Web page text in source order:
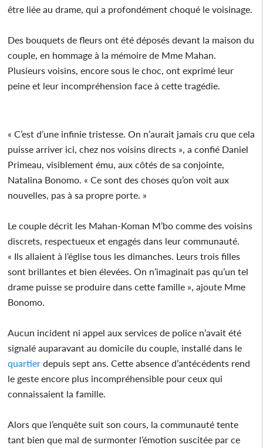
être liée au drame, qui a profondément choqué le voisinage.
Des bouquets de fleurs ont été déposés devant la maison du
couple, en hommage à la mémoire de Mme Mahan.
Plusieurs voisins, encore sous le choc, ont exprimé leur
peine et leur incompréhension face à cette tragédie.
« C’est d’une infinie tristesse. On n’aurait jamais cru que cela
puisse arriver ici, chez nos voisins directs », a confié Daniel
Primeau, visiblement ému, aux côtés de sa conjointe,
Natalina Bonomo. « Ce sont des choses qu’on voit aux
nouvelles, pas à sa propre porte. »
Le couple décrit les Mahan-Koman M’bo comme des voisins
discrets, respectueux et engagés dans leur communauté.
« Ils allaient à l’église tous les dimanches. Leurs trois filles
sont brillantes et bien élevées. On n’imaginait pas qu’un tel
drame puisse se produire dans cette famille », ajoute Mme
Bonomo.
Aucun incident ni appel aux services de police n’avait été
signalé auparavant au domicile du couple, installé dans le
quartier depuis sept ans. Cette absence d’antécédents rend
le geste encore plus incompréhensible pour ceux qui
connaissaient la famille.
Alors que l’enquête suit son cours, la communauté tente
tant bien que mal de surmonter l’émotion suscitée par ce